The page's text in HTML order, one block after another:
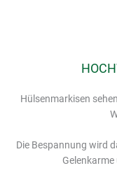
Hülsenmarkisen
Die Bespannung wird